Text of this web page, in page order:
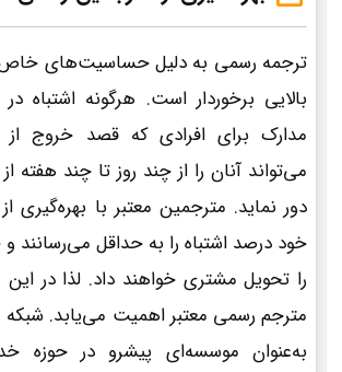
ترجمه رسمی به دلیل حساسیت‌های
بالایی برخوردار است. هرگونه اشتباه
مدارک برای افرادی که قصد خروج از
می‌تواند آنان را از چند روز تا چند هفته
دور نماید. مترجمین معتبر با بهره‌گیری
خود درصد اشتباه را به حداقل می‌رسانند
را تحویل مشتری خواهند داد. لذا در این
مترجم رسمی معتبر اهمیت می‌یابد. شبکه
به‌عنوان موسسه‌ای پیشرو در حوزه